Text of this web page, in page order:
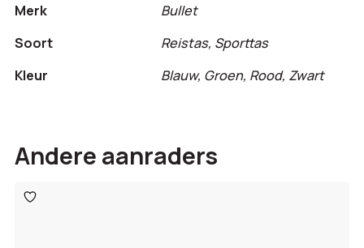
Merk
Bullet
Soort
Reistas, Sporttas
Kleur
Blauw, Groen, Rood, Zwart
Andere aanraders
Toevoegen
aan